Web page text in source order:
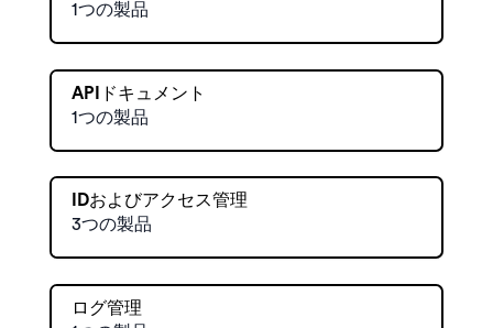
1つの製品
APIドキュメント
1つの製品
IDおよびアクセス管理
3つの製品
ログ管理